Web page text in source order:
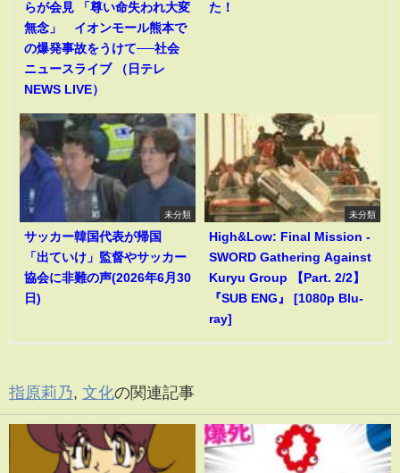
らが会見 「尊い命失われ大変
無念」 イオンモール熊本で
の爆発事故をうけて──社会
ニュースライブ （日テレ
NEWS LIVE）
た！
未分類
サッカー韓国代表が帰国
「出ていけ」監督やサッカー
協会に非難の声(2026年6月30
日)
未分類
High&Low: Final Mission -
SWORD Gathering Against
Kuryu Group 【Part. 2/2】
『SUB ENG』 [1080p Blu-
ray]
指原莉乃, 文化の関連記事